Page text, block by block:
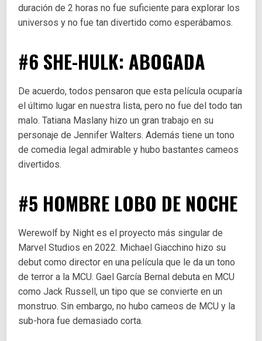
duración de 2 horas no fue suficiente para explorar los
universos y no fue tan divertido como esperábamos.
#6 SHE-HULK: ABOGADA
De acuerdo, todos pensaron que esta película ocuparía
el último lugar en nuestra lista, pero no fue del todo tan
malo. Tatiana Maslany hizo un gran trabajo en su
personaje de Jennifer Walters. Además tiene un tono
de comedia legal admirable y hubo bastantes cameos
divertidos.
#5 HOMBRE LOBO DE NOCHE
Werewolf by Night es el proyecto más singular de
Marvel Studios en 2022. Michael Giacchino hizo su
debut como director en una película que le da un tono
de terror a la MCU. Gael García Bernal debuta en MCU
como Jack Russell, un tipo que se convierte en un
monstruo. Sin embargo, no hubo cameos de MCU y la
sub-hora fue demasiado corta.